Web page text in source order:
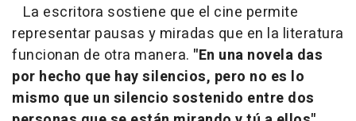
La escritora sostiene que el cine permite
representar pausas y miradas que en la literatura
funcionan de otra manera. "En una novela das
por hecho que hay silencios, pero no es lo
mismo que un silencio sostenido entre dos